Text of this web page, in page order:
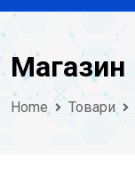
Магазин
Home Товари